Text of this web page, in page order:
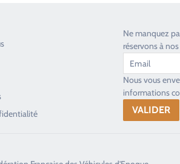
Ne manquez
réservons à
Nous vous
informations